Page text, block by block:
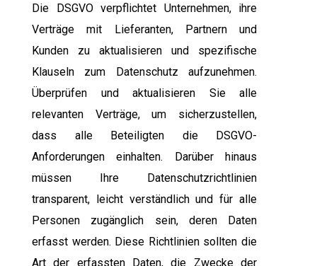
Die DSGVO verpflichtet Unternehmen, ihre
Verträge mit Lieferanten, Partnern und
Kunden zu aktualisieren und spezifische
Klauseln zum Datenschutz aufzunehmen.
Überprüfen und aktualisieren Sie alle
relevanten Verträge, um sicherzustellen,
dass alle Beteiligten die DSGVO-
Anforderungen einhalten. Darüber hinaus
müssen Ihre Datenschutzrichtlinien
transparent, leicht verständlich und für alle
Personen zugänglich sein, deren Daten
erfasst werden. Diese Richtlinien sollten die
Art der erfassten Daten, die Zwecke der